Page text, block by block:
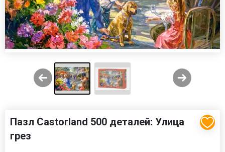
Пазл Castorland 500 деталей: Улица
грез